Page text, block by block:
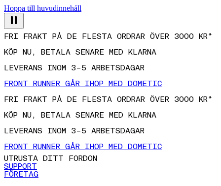
Hoppa till huvudinnehåll
FRI FRAKT PÅ DE FLESTA ORDRAR ÖVER 3000 KR*
KÖP NU, BETALA SENARE MED KLARNA
LEVERANS INOM 3–5 ARBETSDAGAR
FRONT RUNNER GÅR IHOP MED DOMETIC
FRI FRAKT PÅ DE FLESTA ORDRAR ÖVER 3000 KR*
KÖP NU, BETALA SENARE MED KLARNA
LEVERANS INOM 3–5 ARBETSDAGAR
FRONT RUNNER GÅR IHOP MED DOMETIC
UTRUSTA DITT FORDON
SUPPORT
FÖRETAG